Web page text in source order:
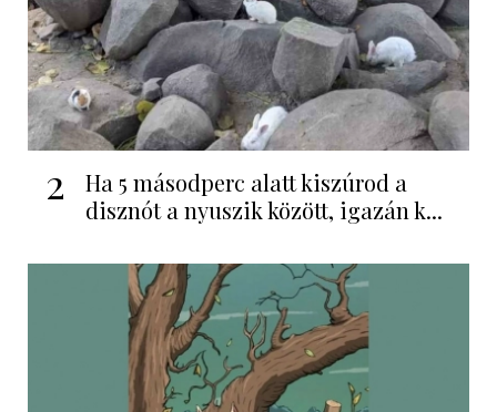
2
Ha 5 másodperc alatt kiszúrod a
disznót a nyuszik között, igazán k...